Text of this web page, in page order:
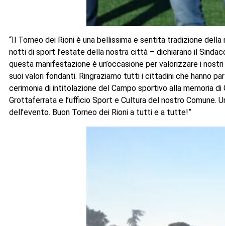
“Il Torneo dei Rioni è una bellissima e sentita tradizione
notti di sport l’estate della nostra città – dichiarano il
questa manifestazione è un’occasione per valorizzare i
suoi valori fondanti. Ringraziamo tutti i cittadini che hanno
cerimonia di intitolazione del Campo sportivo alla memoria
Grottaferrata e l’ufficio Sport e Cultura del nostro
dell’evento. Buon Torneo dei Rioni a tutti e a tutte!”